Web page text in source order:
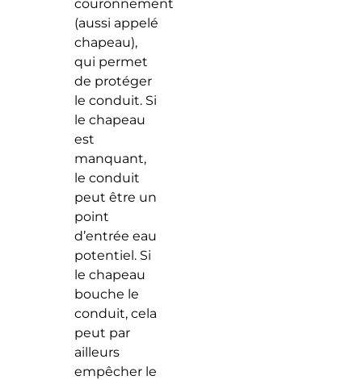
couronnement
(aussi appelé
chapeau),
qui permet
de protéger
le conduit. Si
le chapeau
est
manquant,
le conduit
peut être un
point
d’entrée eau
potentiel. Si
le chapeau
bouche le
conduit, cela
peut par
ailleurs
empêcher le